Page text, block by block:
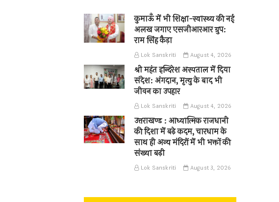
कुमाऊँ में भी शिक्षा-स्वास्थ्य की नई
अलख जगाए एसजीआरआर ग्रुप:
राम सिंह कैड़ा
Lok Sanskriti August 4, 2026
श्री महंत इन्दिरेश अस्पताल में दिया
संदेश: अंगदान, मृत्यु के बाद भी
जीवन का उपहार
Lok Sanskriti August 4, 2026
उत्तराखण्ड : आध्यात्मिक राजधानी
की दिशा में बढ़े कदम, चारधाम के
साथ ही अन्य मंदिरों में भी भक्तों की
संख्या बढ़ी
Lok Sanskriti August 3, 2026